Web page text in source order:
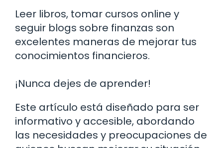
Leer libros, tomar cursos online y
seguir blogs sobre finanzas son
excelentes maneras de mejorar tus
conocimientos financieros.
¡Nunca dejes de aprender!
Este artículo está diseñado para ser
informativo y accesible, abordando
las necesidades y preocupaciones de